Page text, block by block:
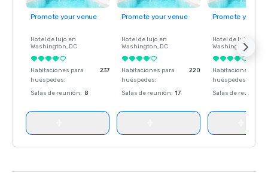
Promote your venue
Hotel de lujo en
Washington, DC
Habitaciones para
huéspedes:
237
Salas de reunión: 8
Promote your venue
Hotel de lujo en
Washington, DC
Habitaciones para
huéspedes:
220
Salas de reunión: 17
Promote your
Hotel de lujo en
Washington
Habitaciones para
huéspedes
Salas de reunión